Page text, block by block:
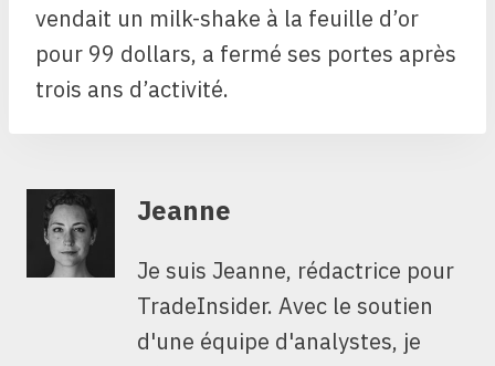
vendait un milk-shake à la feuille d’or
pour 99 dollars, a fermé ses portes après
trois ans d’activité.
Jeanne
Je suis Jeanne, rédactrice pour
TradeInsider. Avec le soutien
d'une équipe d'analystes, je